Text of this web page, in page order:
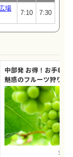
場
7:10 7:30
中部発 お得！お手軽
魅惑のフルーツ狩り体
シャ